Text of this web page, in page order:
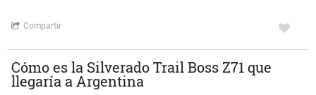
Compartir
Cómo es la Silverado Trail Boss Z71 que
llegaría a Argentina